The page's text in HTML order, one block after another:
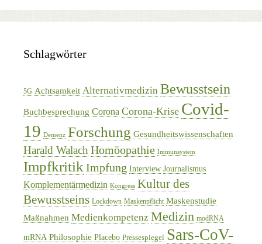
Schlagwörter
5G Achtsamkeit Alternativmedizin Bewusstsein
Buchbesprechung Corona Corona-Krise Covid-
19 Demenz Forschung Gesundheitswissenschaften
Harald Walach Homöopathie Immunsystem
Impfkritik Impfung Interview Journalismus
Komplementärmedizin Kongress Kultur des
Bewusstseins Lockdown Maskenpflicht Maskenstudie
Maßnahmen Medienkompetenz Medizin modRNA
mRNA Philosophie Placebo Pressespiegel Sars-CoV-